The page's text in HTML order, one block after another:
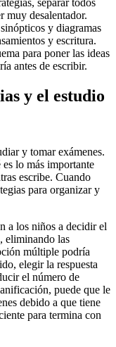
separar todos
muy desalentador.
y diagramas
y escritura.
para poner las ideas
antes de escribir.
y el estudio
y tomar exámenes.
lo más importante
escribe. Cuando
para organizar y
a los niños a decidir el
eliminando las
múltiple podría
elegir la respuesta
el número de
puede que le
debido a que tiene
para termina con